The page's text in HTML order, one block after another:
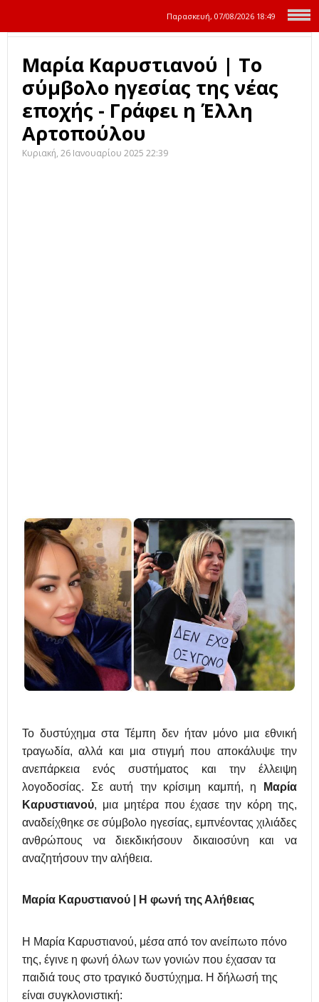
Παρασκευή, 07/08/2026 18:49
Μαρία Καρυστιανού | Το
σύμβολο ηγεσίας της νέας
εποχής - Γράφει η Έλλη
Αρτοπούλου
Κυριακή, 26 Ιανουαρίου 2025 22:39
Το δυστύχημα στα Τέμπη δεν ήταν μόνο μια εθνική
τραγωδία, αλλά και μια στιγμή που αποκάλυψε την
ανεπάρκεια ενός συστήματος και την έλλειψη
λογοδοσίας. Σε αυτή την κρίσιμη καμπή, η
Μαρία
Καρυστιανού, μια μητέρα που έχασε την κόρη της,
αναδείχθηκε σε σύμβολο ηγεσίας, εμπνέοντας χιλιάδες
ανθρώπους να διεκδικήσουν δικαιοσύνη και να
αναζητήσουν την αλήθεια.
Μαρία Καρυστιανού | H φωνή της Αλήθειας
Η Μαρία Καρυστιανού, μέσα από τον ανείπωτο πόνο
της, έγινε η φωνή όλων των γονιών που έχασαν τα
παιδιά τους στο τραγικό δυστύχημα. Η δήλωσή της
είναι συγκλονιστική: